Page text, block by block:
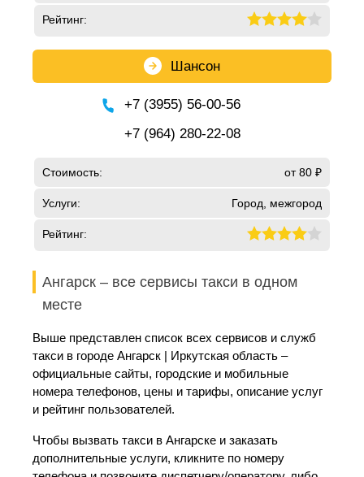
Рейтинг:
Шансон
+7 (3955) 56-00-56
+7 (964) 280-22-08
Стоимость: от 80 ₽
Услуги: Город, межгород
Рейтинг:
Ангарск – все сервисы такси в одном
месте
Выше представлен список всех сервисов и служб
такси в городе Ангарск | Иркутская область –
официальные сайты, городские и мобильные
номера телефонов, цены и тарифы, описание услуг
и рейтинг пользователей.
Чтобы вызвать такси в Ангарске и заказать
дополнительные услуги, кликните по номеру